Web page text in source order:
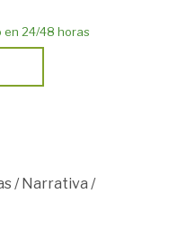
en 24/48 horas
/ Narrativa /